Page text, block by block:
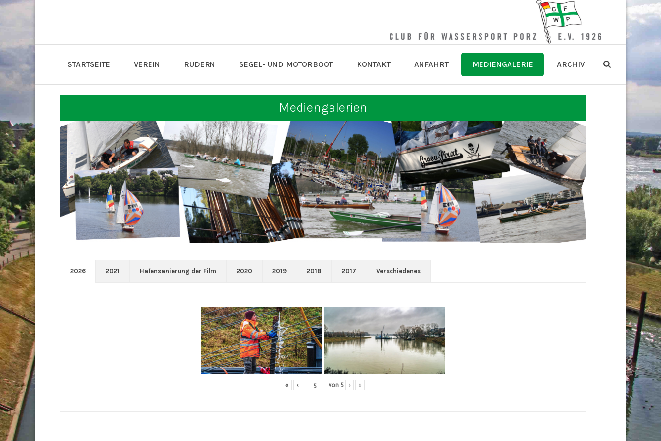
STARTSEITE VEREIN RUDERN SEGEL- UND MOTORBOOT KONTAKT ANFAHRT MEDIENGALERIE ARCHIV
Mediengalerien
2026 2021 Hafensanierung der Film 2020 2019 2018 2017 Verschiedenes
« ‹ von 5 › »